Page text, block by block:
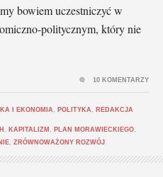
bowiem uczestniczyć w
politycznym, który nie
I EKONOMIA POLITYKA REDAKCJA
KAPITALIZM PLAN MORAWIECKIEGO
ZRÓWNOWAŻONY ROZWÓJ
10 KOMENTARZY